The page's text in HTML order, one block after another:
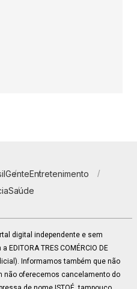
GenteEntretenimento
Saúde
digital independente e sem
TRES COMÉRCIO DE
Informamos também que não
não oferecemos cancelamento do